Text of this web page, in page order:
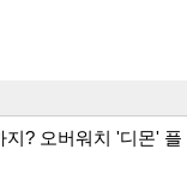
? 오버워치 '디몬' 플